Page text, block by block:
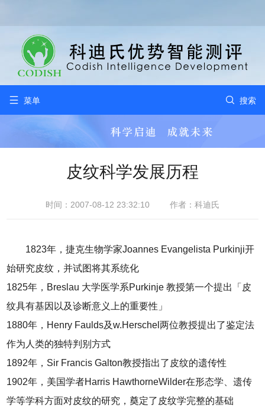
 菜单  搜索
皮纹科学发展历程
时间：2007-08-12 23:32:10 作者：科迪氏
1823年，捷克生物学家Joannes Evangelista Purkinji开
始研究皮纹，并试图将其系统化
1825年，Breslau 大学医学系Purkinje 教授第一个提出「皮
纹具有基因以及诊断意义上的重要性」
1880年，Henry Faulds及w.Herschel两位教授提出了鉴定法
作为人类的独特判别方式
1892年，Sir Francis Galton教授指出了皮纹的遗传性
1902年，美国学者Harris HawthorneWilder在形态学、遗传
学等学科方面对皮纹的研究，奠定了皮纹学完整的基础